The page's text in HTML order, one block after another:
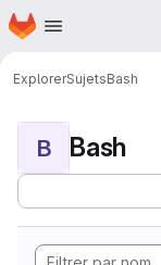
Passer au contenu principal
Page d'accueil
ExplorerSujetsBash
B Bash